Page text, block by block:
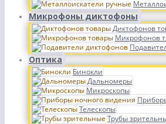
Микрофоны диктофоны
Диктофонов
Микрофонов
Оптика
Бинокли
Дальномеры
Микроскопы
Телескопы
Трубы